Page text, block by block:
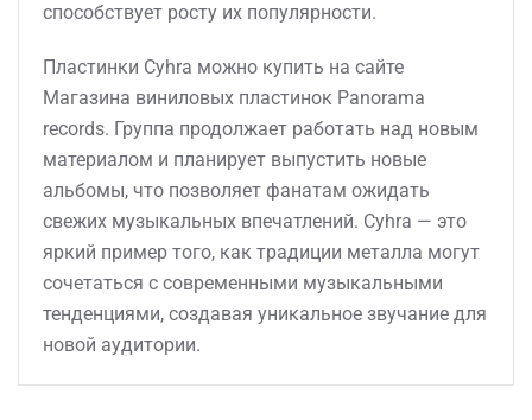
способствует росту их популярности.
Пластинки Cyhra можно купить на сайте
Магазина виниловых пластинок Panorama
records. Группа продолжает работать над новым
материалом и планирует выпустить новые
альбомы, что позволяет фанатам ожидать
свежих музыкальных впечатлений. Cyhra — это
яркий пример того, как традиции металла могут
сочетаться с современными музыкальными
тенденциями, создавая уникальное звучание для
новой аудитории.